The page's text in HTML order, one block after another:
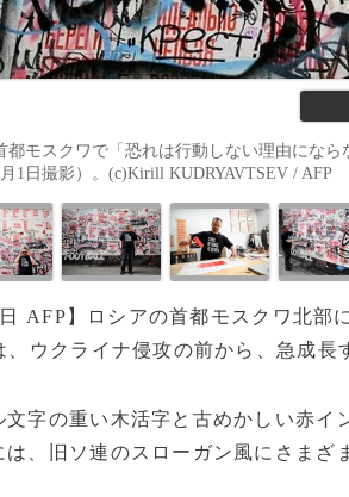
都モスクワで「恐れは行動しない理由にな
月1日撮影）。(c)Kirill KUDRYAVTSEV / AFP
日 AFP】ロシアの首都モスクワ北
、ウクライナ侵攻の前から、急成
字の重い木活字と古めかしい赤イ
は、旧ソ連のスローガン風にさまざ